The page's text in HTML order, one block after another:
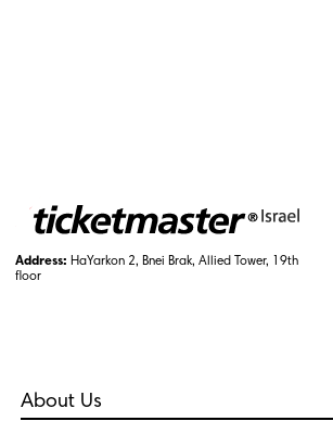
Address: HaYarkon 2, Bnei Brak, Allied Tower, 19th
floor
About Us